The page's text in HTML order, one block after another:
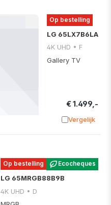
Op bestelling
LG 65LX7B6LA
4K UHD • F
Gallery TV
€ 1.499,-
Vergelijk
Op bestelling Ecocheques
LG 65MRGB88B9B
4K UHD • D